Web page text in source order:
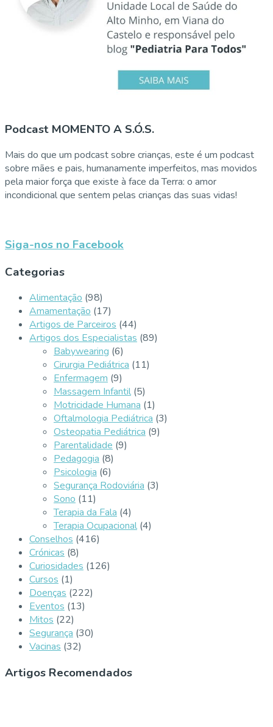
Podcast MOMENTO A S.Ó.S.
Mais do que um podcast sobre crianças, este é um podcast
sobre mães e pais, humanamente imperfeitos, mas movidos
pela maior força que existe à face da Terra: o amor
incondicional que sentem pelas crianças das suas vidas!
Siga-nos no Facebook
Categorias
Alimentação (98)
Amamentação (17)
Artigos de Parceiros (44)
Artigos dos Especialistas (89)
Babywearing (6)
Cirurgia Pediátrica (11)
Enfermagem (9)
Massagem Infantil (5)
Motricidade Humana (1)
Oftalmologia Pediátrica (3)
Osteopatia Pediátrica (9)
Parentalidade (9)
Pedagogia (8)
Psicologia (6)
Segurança Rodoviária (3)
Sono (11)
Terapia da Fala (4)
Terapia Ocupacional (4)
Conselhos (416)
Crónicas (8)
Curiosidades (126)
Cursos (1)
Doenças (222)
Eventos (13)
Mitos (22)
Segurança (30)
Vacinas (32)
Artigos Recomendados